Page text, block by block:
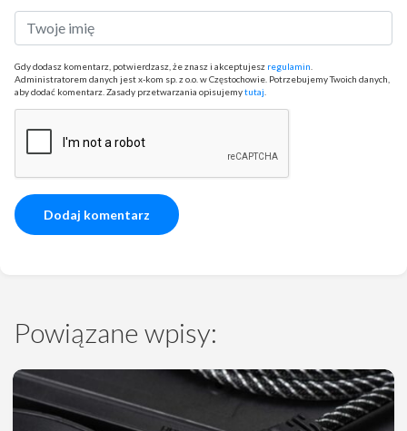
Gdy dodasz komentarz, potwierdzasz, że znasz i akceptujesz regulamin
Administratorem danych jest x-kom sp. z o.o. w Częstochowie. Potrzebujemy Twoich danych,
aby dodać komentarz. Zasady przetwarzania opisujemytutaj
Powiązane wpisy: